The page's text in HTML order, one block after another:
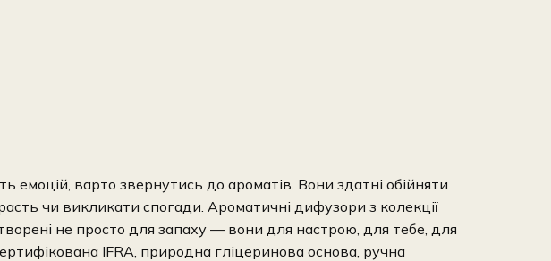
емоцій, варто звернутись до ароматів. Вони здатні обійняти
чи викликати спогади. Ароматичні дифузори з колекції
не просто для запаху — вони для настрою, для тебе, для
IFRA, природна гліцеринова основа, ручна